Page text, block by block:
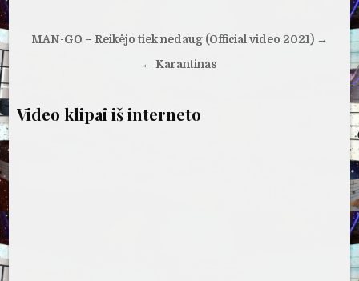
Navigacija
MAN-GO – Reikėjo tiek nedaug (Official video 2021) →
← Karantinas
Video klipai iš interneto